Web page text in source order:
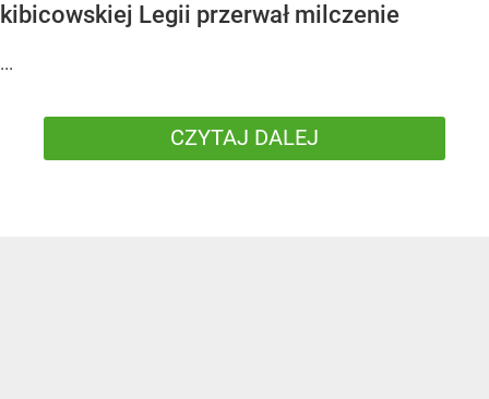
kibicowskiej Legii przerwał milczenie
...
CZYTAJ DALEJ